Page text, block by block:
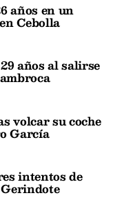
años en un
Cebolla
años al salirse
volcar su coche
García
intentos de